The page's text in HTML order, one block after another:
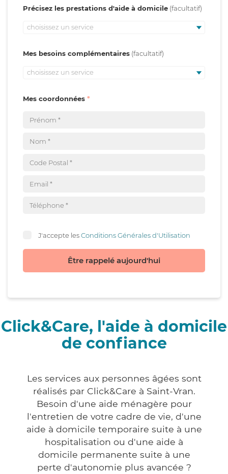
Précisez les prestations d'aide à domicile
choisissez un service
Mes besoins complémentaires
choisissez un service
Mes coordonnées
J'accepte lesConditions Générales d'Utilisation
Être rappelé aujourd'hui
Click&Care, l'aide à domicile
de confiance
Les services aux personnes âgées sont
réalisés par Click&Care à Saint-Vran.
Besoin d'une aide ménagère pour
l'entretien de votre cadre de vie, d'une
aide à domicile temporaire suite à une
hospitalisation ou d'une aide à
domicile permanente suite à une
perte d'autonomie plus avancée ?